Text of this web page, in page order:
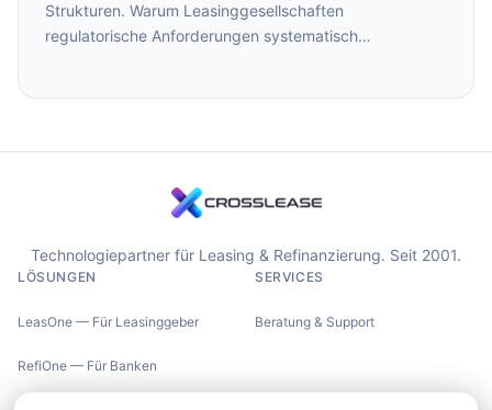
Strukturen. Warum Leasinggesellschaften
regulatorische Anforderungen systematisch
Technologiepartner für Leasing & Refinanzierung. Seit 2001.
LÖSUNGEN
LeasOne — Für Leasinggeber
RefiOne — Für Banken
SERVICES
Beratung & Support